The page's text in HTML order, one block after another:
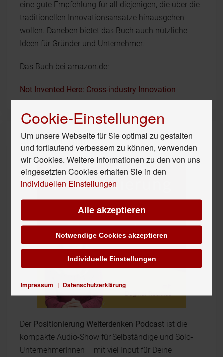
eine gute Empfehlung für all diejenigen, die über die
traditionellen Innovationsansätze hinausgehen
wollen. Daneben bietet das Buch auch nützliche
Ideen für Gründer und Unternehmer.
Das Buch bei amazon.de:
Not Invented Here: Cross-industry Innovation
Unser Hör-Tipp
Der Positionierung Weiterdenken Podcast ist die
kompakte Audio-Show für Selbständige und Solo-
UnternehmerInnen – mit viel Input für Deine
Cookie-Einstellungen
Um unsere Webseite für Sie optimal zu gestalten
und fortlaufend verbessern zu können, verwenden
wir Cookies. Weitere Informationen zu den von uns
eingesetzten Cookies erhalten Sie in den
individuellen Einstellungen
Alle akzeptieren
Notwendige Cookies akzeptieren
Impressum | Datenschutzerklärung
Individuelle Einstellungen